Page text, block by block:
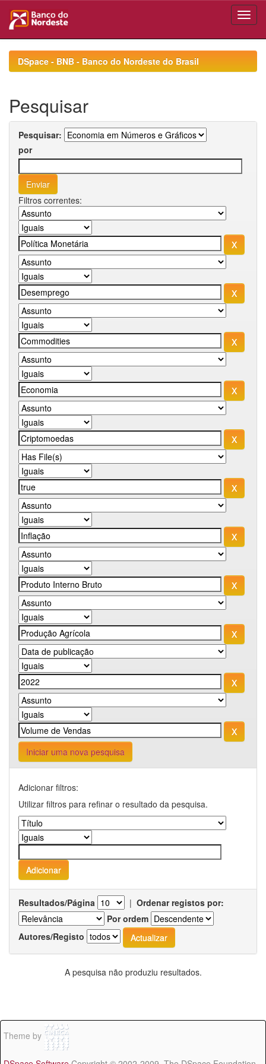
navigationDSpace - BNB - Banco do Nordeste do Brasil
Pesquisar
Pesquisar:
por
Filtros correntes:
Iniciar uma nova pesquisa
Adicionar filtros:
Utilizar filtros para refinar o resultado da pesquisa.
Resultados/Página | Ordenar registos por:
Por ordem
Autores/Registo
A pesquisa não produziu resultados.
Theme by